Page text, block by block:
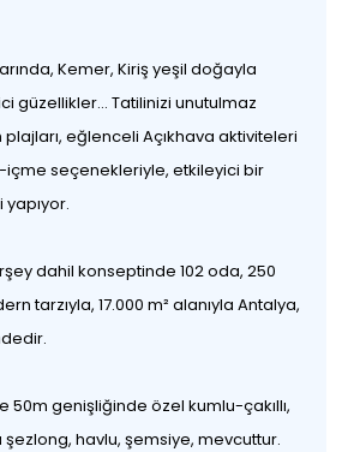
Kemer, Kiriş yeşil doğayla
güzellikler… Tatilinizi unutulmaz
plajları, eğlenceli Açıkhava aktiviteleri
seçenekleriyle, etkileyici bir
dahil konseptinde 102 oda, 250
tarzıyla, 17.000 m² alanıyla Antalya,
50m genişliğinde özel kumlu-çakıllı,
şezlong, havlu, şemsiye, mevcuttur.